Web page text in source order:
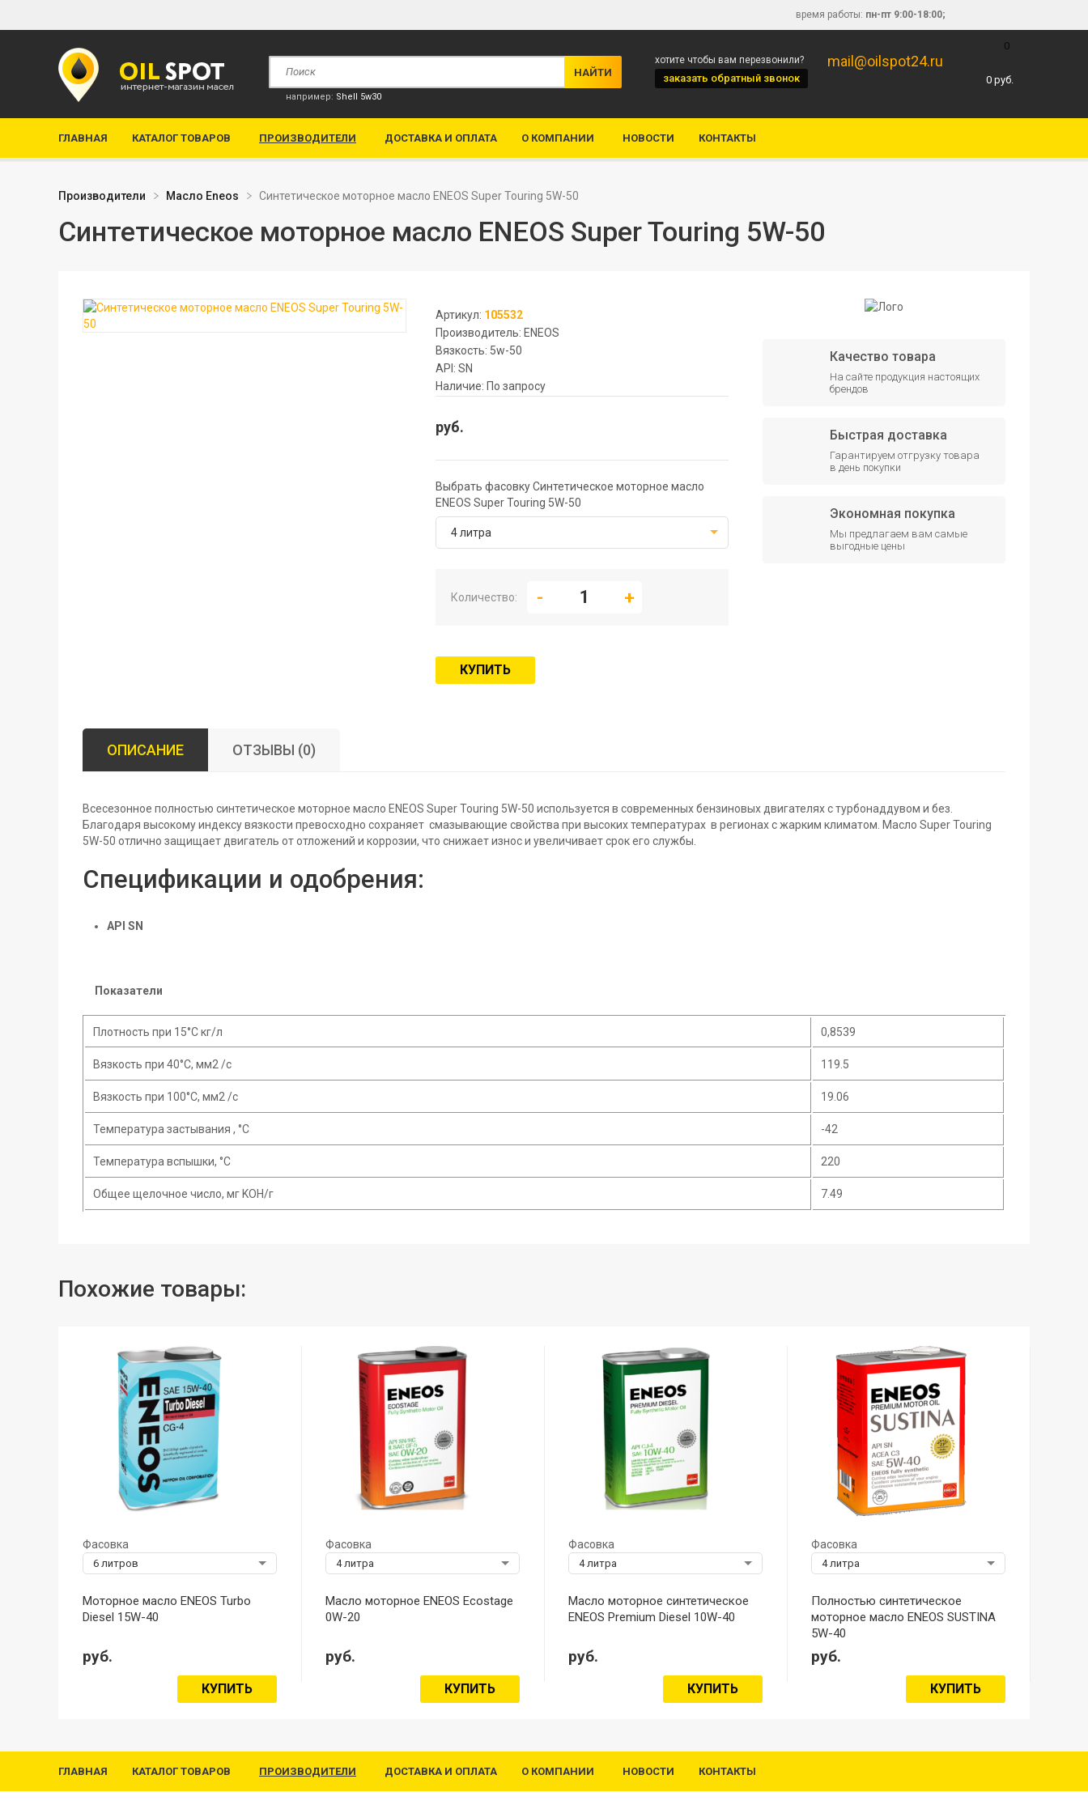
0
0руб.
время работы: пн-пт 9:00-18:00;
например: Shell 5w30
хотите чтобы вам перезвонили?
заказать обратный звонок
mail@oilspot24.ru
ГЛАВНАЯ КАТАЛОГ ТОВАРОВ ПРОИЗВОДИТЕЛИ ДОСТАВКА И ОПЛАТА О КОМПАНИИ НОВОСТИ КОНТАКТЫ
Производители Масло Еneos Синтетическое моторное масло ENEOS Super Touring 5W-50
Синтетическое моторное масло ENEOS Super Touring 5W-50
Артикул: 105532
Производитель: ENEOS
Вязкость: 5w-50
API: SN
Наличие: По запросу
руб.
Выбрать фасовку Синтетическое моторное масло
ENEOS Super Touring 5W-50
4 литра
Количество:
КУПИТЬ
Качество товара
На сайте продукция настоящих
брендов
Быстрая доставка
Гарантируем отгрузку товара
в день покупки
Экономная покупка
Мы предлагаем вам самые
выгодные цены
ОПИСАНИЕ ОТЗЫВЫ (0)
Всесезонное полностью синтетическое моторное масло ENEOS Super Touring 5W-50 используется в современных бензиновых двигателях с турбонаддувом и без.
Благодаря высокому индексу вязкости превосходно сохраняет смазывающие свойства при высоких температурах в регионах с жарким климатом. Масло Super Touring
5W-50 отлично защищает двигатель от отложений и коррозии, что снижает износ и увеличивает срок его службы.
Спецификации и одобрения:
API SN
Показатели
Плотность при 15°C кг/л 0,8539
Вязкость при 40°C, мм2 /с 119.5
Вязкость при 100°C, мм2 /с 19.06
Температура застывания , °C -42
Температура вспышки, °C 220
Общее щелочное число, мг KOH/г 7.49
Похожие товары:
Фасовка
6 литров
Моторное масло ENEOS Turbo
Diesel 15W-40
руб.
КУПИТЬ
Фасовка
4 литра
Масло моторное ENEOS Ecostage
0W-20
руб.
КУПИТЬ
Фасовка
4 литра
Масло моторное синтетическое
ENEOS Premium Diesel 10W-40
руб.
КУПИТЬ
Фасовка
4 литра
Полностью синтетическое
моторное масло ENEOS SUSTINA
5W-40
руб.
КУПИТЬ
ГЛАВНАЯ КАТАЛОГ ТОВАРОВ ПРОИЗВОДИТЕЛИ ДОСТАВКА И ОПЛАТА О КОМПАНИИ НОВОСТИ КОНТАКТЫ